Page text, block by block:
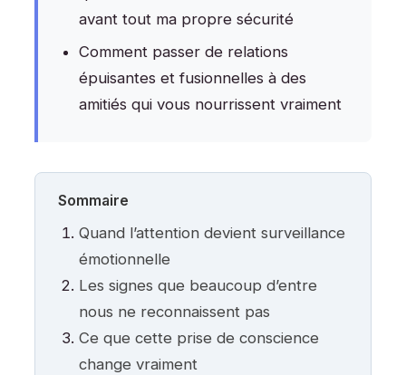
avant tout ma propre sécurité
Comment passer de relations
épuisantes et fusionnelles à des
amitiés qui vous nourrissent vraiment
Sommaire
Quand l’attention devient surveillance
émotionnelle
Les signes que beaucoup d’entre
nous ne reconnaissent pas
Ce que cette prise de conscience
change vraiment